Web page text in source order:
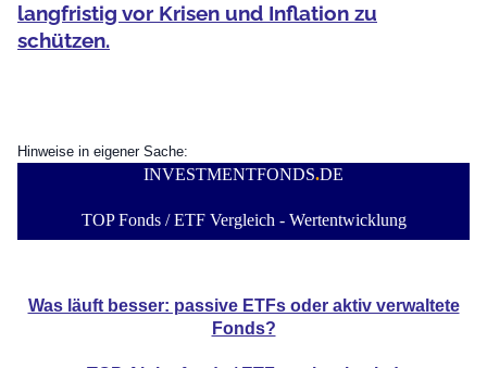
langfristig vor Krisen und Inflation zu
schützen.
Hinweise in eigener Sache:
INVESTMENTFONDS.DE
TOP Fonds / ETF Vergleich - Wertentwicklung
Was läuft besser: passive ETFs oder aktiv verwaltete
Fonds?